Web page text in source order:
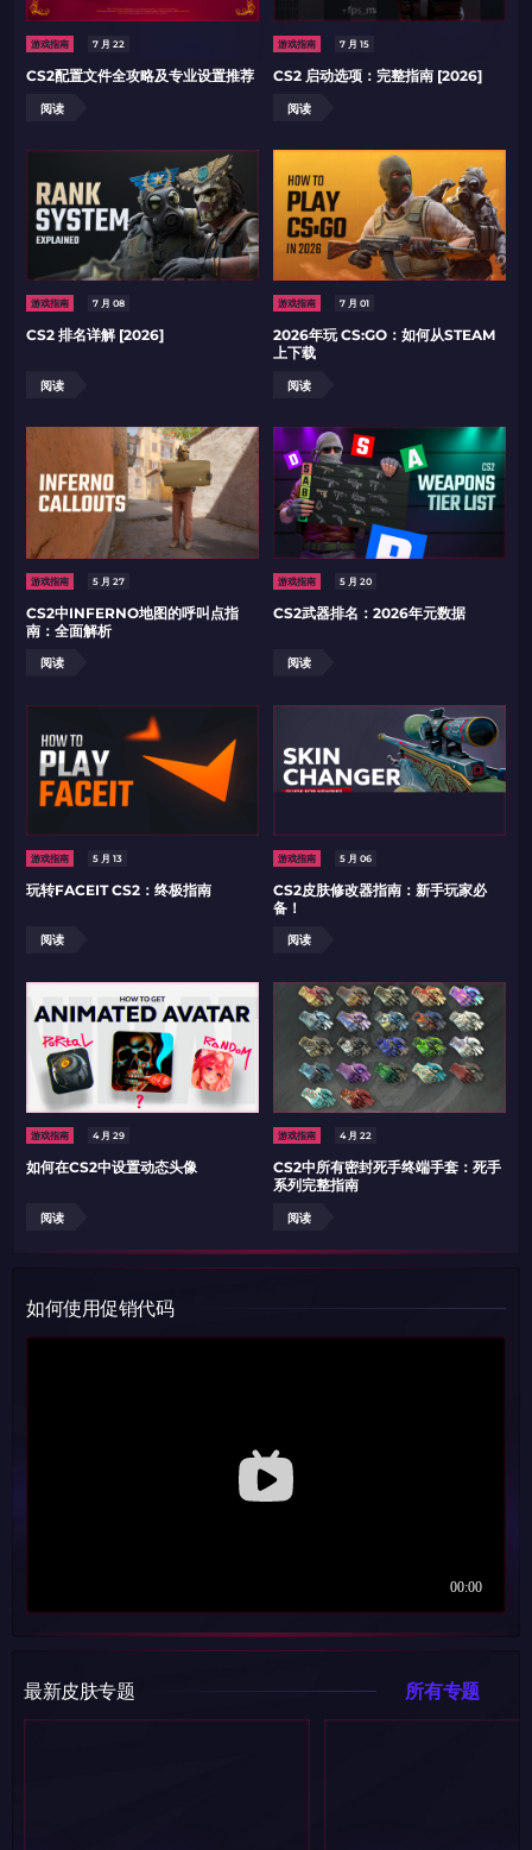
带上你的促销代码
只需抓取区域并将促销代码复制到剪贴板
2024LONG
如何使用促销代码
复制到剪贴板
带上你的促销代码
带上你的促销代码
由KARRIGAN倾情推荐
团队 THE MONGOLZ
CS2CODES.CN社区与电子竞技
游戏指南 7 月 22
CS2配置文件全攻略及专业设置推荐
阅读
游戏指南 7 月 15
CS2 启动选项：完整指南 [2026]
阅读
游戏指南 7 月 08
CS2 排名详解 [2026]
阅读
游戏指南 7 月 01
2026年玩 CS:GO：如何从STEAM
上下载
阅读
游戏指南 5 月 27
CS2中INFERNO地图的呼叫点指
南：全面解析
阅读
游戏指南 5 月 20
CS2武器排名：2026年元数据
阅读
游戏指南 5 月 13
玩转FACEIT CS2：终极指南
阅读
游戏指南 5 月 06
CS2皮肤修改器指南：新手玩家必
备！
阅读
游戏指南 4 月 29
如何在CS2中设置动态头像
阅读
游戏指南 4 月 22
CS2中所有密封死手终端手套：死手
系列完整指南
阅读
如何使用促销代码
最新皮肤专题 所有专题